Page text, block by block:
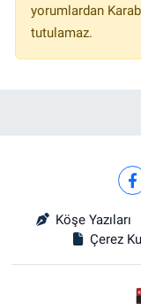
yorumlardan
tutulamaz.
Köşe Yazıları
Çerez